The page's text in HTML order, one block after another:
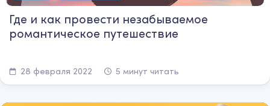
Где и как провести незабываемое
романтическое путешествие
28 февраля 2022 5 минут читать